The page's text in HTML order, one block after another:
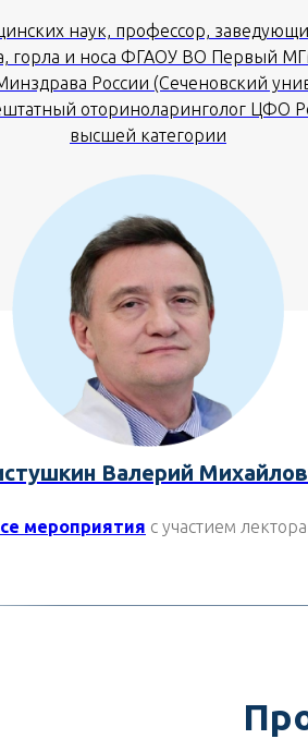
наук, профессор,
горла и носа ФГАОУ ВО Первый
России (Сеченовский
оториноларинголог ЦФО
высшей категории
Валерий
мероприятия с участием лектора